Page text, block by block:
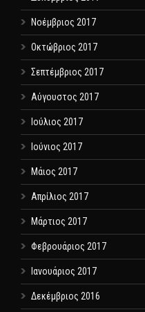
Νοέμβριος 2017
Οκτώβριος 2017
Σεπτέμβριος 2017
Αύγουστος 2017
Ιούλιος 2017
Ιούνιος 2017
Μάιος 2017
Απρίλιος 2017
Μάρτιος 2017
Φεβρουάριος 2017
Ιανουάριος 2017
Δεκέμβριος 2016